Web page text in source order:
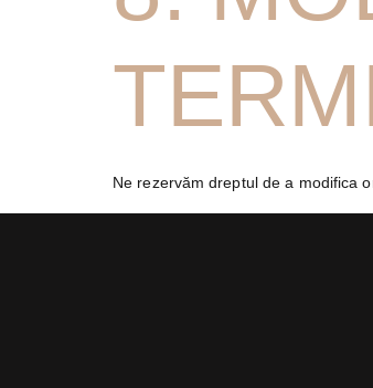
Ne rezervăm dreptul de a modifica